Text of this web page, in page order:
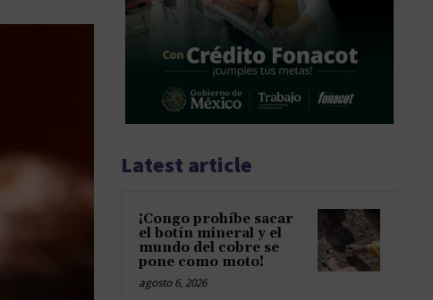
Latest article
¡Congo prohíbe sacar
el botín mineral y el
mundo del cobre se
pone como moto!
agosto 6, 2026